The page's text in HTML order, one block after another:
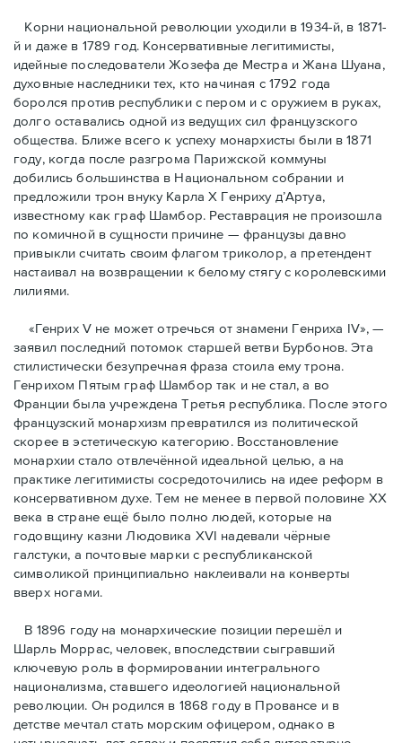
Корни национальной революции уходили в 1934-й, в 1871-
й и даже в 1789 год. Консервативные легитимисты,
идейные последователи Жозефа де Местра и Жана Шуана,
духовные наследники тех, кто начиная с 1792 года
боролся против республики с пером и с оружием в руках,
долго оставались одной из ведущих сил французского
общества. Ближе всего к успеху монархисты были в 1871
году, когда после разгрома Парижской коммуны
добились большинства в Национальном собрании и
предложили трон внуку Карла Х Генриху д’Артуа,
известному как граф Шамбор. Реставрация не произошла
по комичной в сущности причине — французы давно
привыкли считать своим флагoм триколор, а претендент
настаивал на возвращении к белому стягу с королевскими
лилиями.
«Генрих V не может отречься от знамени Генриха IV», —
заявил последний потомок старшей ветви Бурбонов. Эта
стилистически безупречная фраза стоила ему трона.
Генрихом Пятым граф Шамбор так и не стал, а во
Франции была учреждена Третья республика. После этого
французский монархизм превратился из политической
скорее в эстетическую категорию. Восстановление
монархии стало отвлечённой идеальной целью, а на
практике легитимисты сосредоточились на идее реформ в
консервативном духе. Тем не менее в первой половине ХХ
века в стране ещё было полно людей, которые на
годовщину казни Людовика XVI надевали чёрные
галстуки, а почтовые марки с республиканской
символикой принципиально наклеивали на конверты
вверх ногами.
В 1896 году на монархические позиции перешёл и
Шарль Моррас, человек, впоследствии сыгравший
ключевую роль в формировании интегрального
национализма, ставшего идеологией национальной
революции. Он родился в 1868 году в Провансе и в
детстве мечтал стать морским офицером, однако в